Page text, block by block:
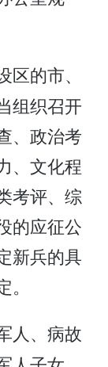
的市、
组织召开
、政治考
、文化程
考评、综
的应征公
新兵的具
人、病故